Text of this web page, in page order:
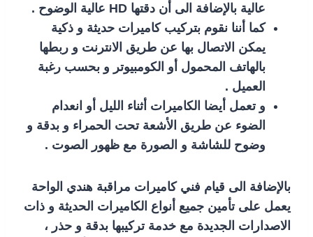
عالية بالإضافة الى أن دقتها HD عالية الوضوح .
كما أننا نقوم بتركيب كاميرات حديثة و ذكية
يمكن الاتصال بها عن طريق الانترنت و ربطها
بالهاتف المحمول أو الكومبيوتر و بحسب رغبة
العميل .
و تعمل أيضا الكاميرات أثناء الليل أو انعدام
الضوء عن طريق الأشعة تحت الحمراء و بدقة و
وضوح للشاشة و الصورة مع ظهور الصوت .
بالإضافة الى قيام فني كاميرات مراقبة هندي الواحة
يعمل على تأمين جميع أنواع الكاميرات الحديثة و ذات
الاصدارات الجديدة مع خدمة تركيبها بدقة و حذر ،